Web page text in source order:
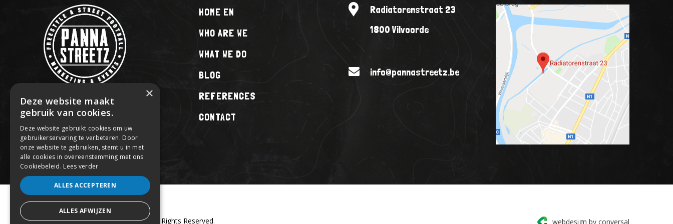
HOME EN
WHO ARE WE
WHAT WE DO
BLOG
REFERENCES
CONTACT
Radiatorenstraat 23
1800 Vilvoorde
info@pannastreetz.be
Copyright © 2017 Panna Streetz. All Rights Reserved. webdesign by conversal
×
Deze website maakt
gebruik van cookies.
Deze website gebruikt cookies om uw
gebruikerservaring te verbeteren. Door
onze website te gebruiken, stemt u in met
alle cookies in overeenstemming met ons
Cookiebeleid. Lees verder
ALLES ACCEPTEREN
ALLES AFWIJZEN